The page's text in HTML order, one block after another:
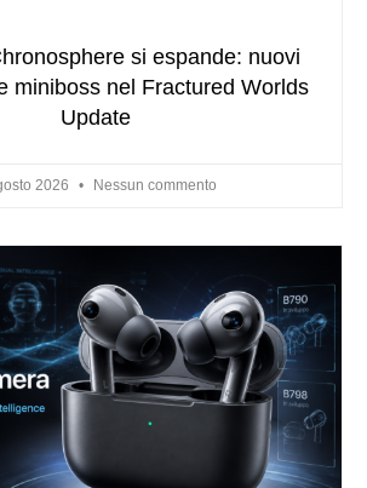
si espande: nuovi
miniboss nel Fractured Worlds
Update
2026 Nessun commento